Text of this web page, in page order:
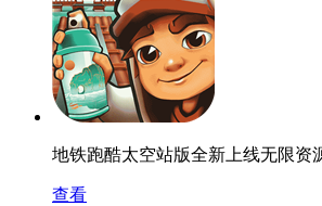
地铁跑酷太空站版全新上线无限资
查看